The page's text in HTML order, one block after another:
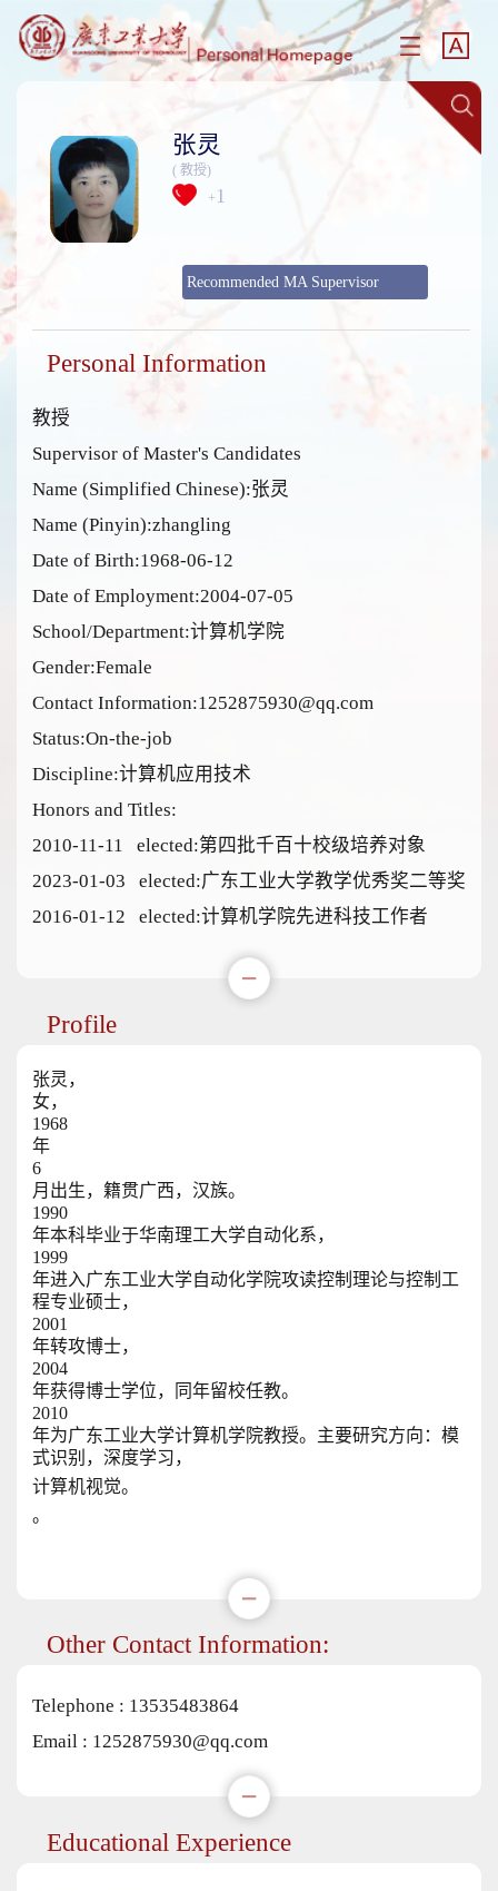
张灵
( 教授)
+ 1
Recommended MA Supervisor
Personal Information
教授
Supervisor of Master's Candidates
Name (Simplified Chinese):张灵
Name (Pinyin):zhangling
Date of Birth:1968-06-12
Date of Employment:2004-07-05
School/Department:计算机学院
Gender:Female
Contact Information:1252875930@qq.com
Status:On-the-job
Discipline:计算机应用技术
Honors and Titles:
2010-11-11 elected:第四批千百十校级培养对象
2023-01-03 elected:广东工业大学教学优秀奖二等奖
2016-01-12 elected:计算机学院先进科技工作者
Profile
张灵，
女，
1968
年
6
月出生，籍贯广西，汉族。
1990
年本科毕业于华南理工大学自动化系，
1999
年进入广东工业大学自动化学院攻读控制理论与控制工
程专业硕士，
2001
年转攻博士，
2004
年获得博士学位，同年留校任教。
2010
年为广东工业大学计算机学院教授。主要研究方向：模
式识别，深度学习，
计算机视觉。
。
Other Contact Information:
Telephone : 13535483864
Email : 1252875930@qq.com
Educational Experience